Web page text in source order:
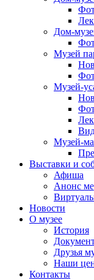
Дом-
Музей
Музей-
Музей-
Выставки и
Афиша
Анонс
Новости
О музее
История
Друзья
Наши
Контакты